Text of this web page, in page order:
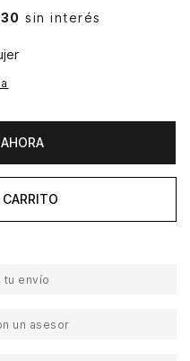
sin interés
tu envío
un asesor